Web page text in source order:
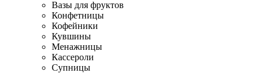
Вазы для фруктов
Конфетницы
Кофейники
Кувшины
Менажницы
Кассероли
Супницы